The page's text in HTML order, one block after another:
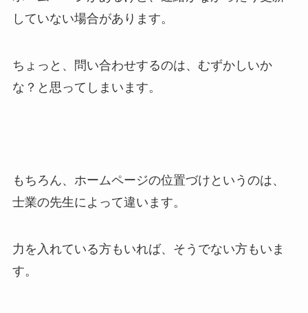
していない場合があります。
ちょっと、問い合わせするのは、むずかしいか
な？と思ってしまいます。
もちろん、ホームページの位置づけというのは、
士業の先生によって違います。
力を入れている方もいれば、そうでない方もいま
す。